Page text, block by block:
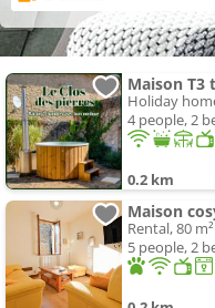
Holiday
4 people, 2
0.2 km
Maison
Rental, 80 m²
5 people, 2